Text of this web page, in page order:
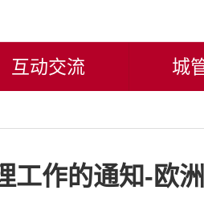
互动交流 城
工作的通知-欧